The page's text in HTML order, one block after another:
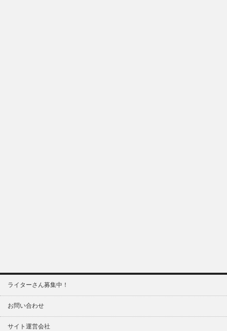
ライターさん募集中！
お問い合わせ
サイト運営会社